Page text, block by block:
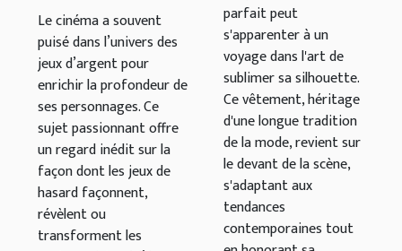
développement
de
personnages
au cinéma
Le cinéma a souvent
puisé dans l’univers des
jeux d’argent pour
enrichir la profondeur de
ses personnages. Ce
sujet passionnant offre
un regard inédit sur la
façon dont les jeux de
hasard façonnent,
révèlent ou
transforment les
met en
valeur
parfait peut
s'apparenter à un
voyage dans l'art de
sublimer sa silhouette.
Ce vêtement, héritage
d'une longue tradition
de la mode, revient sur
le devant de la scène,
s'adaptant aux
tendances
contemporaines tout